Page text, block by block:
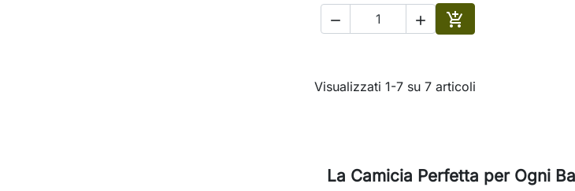
  
Aggiungi al carrello
Visualizzati 1-7 su 7 articoli
La Camicia Perfetta per Ogni